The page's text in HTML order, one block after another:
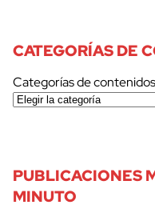
CATEGORÍAS DE
Categorías de contenidos
PUBLICACIONES
MINUTO